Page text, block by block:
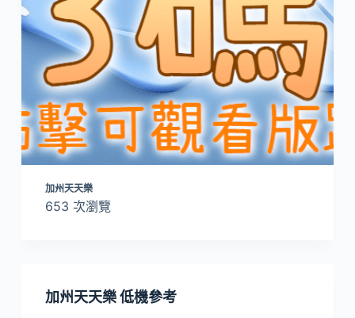
加州天天樂
653 次瀏覽
加州天天樂 低機參考